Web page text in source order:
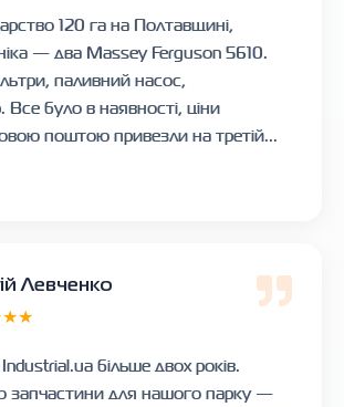
120 га на Полтавщині,
— два Massey Ferguson 5610.
паливний насос,
Все було в наявності, ціни
поштою привезли на третій...
Левченко
більше двох років.
запчастини для нашого парку —